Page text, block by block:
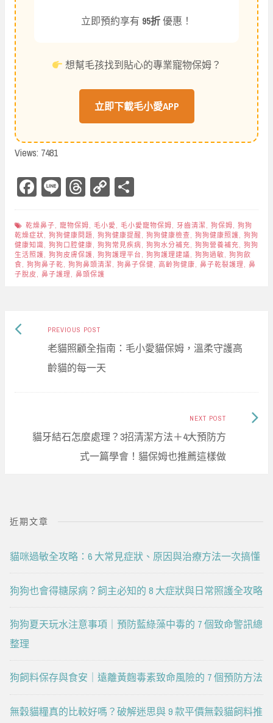
立即預約享有 95折優惠！
想幫毛孩找到貼心的專業寵物保姆？
立即下載毛小愛APP
Views: 7481
Fa
ce
bo
ok
Li
ne
Th
re
ad
s
Co
py
Li
nk
ar
e
乾燥鼻子 寵物保姆 毛小愛 毛小愛寵物保姆 牙齒清潔 狗保姆
狗狗
乾燥症狀
狗狗健康問題 狗狗健康提醒 狗狗健康檢查 狗狗健康照護
狗狗
健康知識
狗狗口腔健康 狗狗常見疾病 狗狗水分補充 狗狗營養補充
狗狗
生活照護
狗狗皮膚保護 狗狗護理平台 狗狗護理建議 狗狗過敏
狗狗飲
食
狗狗鼻子乾 狗狗鼻頭清潔 狗鼻子保健 高齡狗健康 鼻子乾裂護理
鼻
子脫皮
鼻子護理 鼻頭保護
Post
navigation
PREVIOUS POSTPrevious
post:
老貓照顧全指南：毛小愛貓保姆，溫柔守護高
齡貓的每一天
NEXT POST
貓牙結石怎麼處理？3招清潔方法＋4大預防方
式一篇學會！貓保姆也推薦這樣做
Next
近期文章
貓咪過敏全攻略：6 大常見症狀、原因與治療方法一次搞懂
狗狗也會得糖尿病？飼主必知的 8 大症狀與日常照護全攻略
狗狗夏天玩水注意事項｜預防藍綠藻中毒的 7 個致命警訊總
整理
狗飼料保存與食安｜遠離黃麴毒素致命風險的 7 個預防方法
無穀貓糧真的比較好嗎？破解迷思與 9 款平價無穀貓飼料推